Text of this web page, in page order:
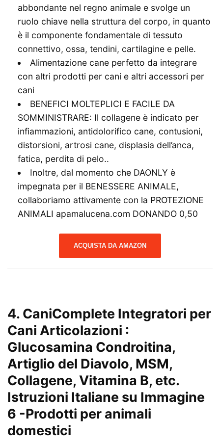
abbondante nel regno animale e svolge un
ruolo chiave nella struttura del corpo, in quanto
è il componente fondamentale di tessuto
connettivo, ossa, tendini, cartilagine e pelle.
Alimentazione cane perfetto da integrare
con altri prodotti per cani e altri accessori per
cani
BENEFICI MOLTEPLICI E FACILE DA
SOMMINISTRARE: Il collagene è indicato per
infiammazioni, antidolorifico cane, contusioni,
distorsioni, artrosi cane, displasia dell’anca,
fatica, perdita di pelo..
Inoltre, dal momento che DAONLY è
impegnata per il BENESSERE ANIMALE,
collaboriamo attivamente con la PROTEZIONE
ANIMALI apamalucena.com DONANDO 0,50
ACQUISTA DA AMAZON
4. CaniComplete Integratori per
Cani Articolazioni :
Glucosamina Condroitina,
Artiglio del Diavolo, MSM,
Collagene, Vitamina B, etc.
Istruzioni Italiane su Immagine
6 -Prodotti per animali
domestici